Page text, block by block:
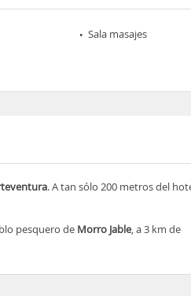
Sala masajes
. A tan sólo 200 metros del
pesquero de Morro Jable, a 3 km de